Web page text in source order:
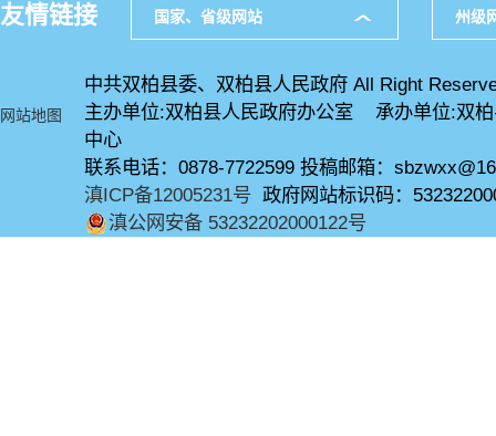
友情链接 国家、省级网站 州级
网站地图
中共双柏县委、双柏县人民政府 All Right
主办单位:双柏县人民政府办公室 承办单位:双
中心
联系电话：0878-7722599 投稿邮箱：
滇ICP备12005231号 政府网站标识码：
滇公网安备 53232202000122号